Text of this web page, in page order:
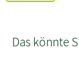
Das könnte